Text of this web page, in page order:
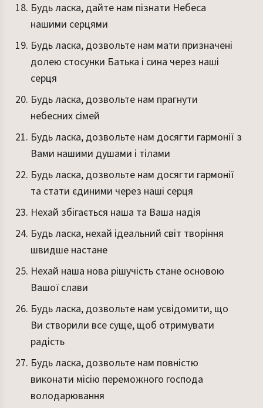
Будь ласка, дайте нам пізнати Небеса
нашими серцями
Будь ласка, дозвольте нам мати призначені
долею стосунки Батька і сина через наші
серця
Будь ласка, дозвольте нам прагнути
небесних сімей
Будь ласка, дозвольте нам досягти гармонії з
Вами нашими душами і тілами
Будь ласка, дозвольте нам досягти гармонії
та стати єдиними через наші серця
Нехай збігається наша та Ваша надія
Будь ласка, нехай ідеальний світ творіння
швидше настане
Нехай наша нова рішучість стане основою
Вашої слави
Будь ласка, дозвольте нам усвідомити, що
Ви створили все суще, щоб отримувати
радість
Будь ласка, дозвольте нам повністю
виконати місію переможного господа
володарювання